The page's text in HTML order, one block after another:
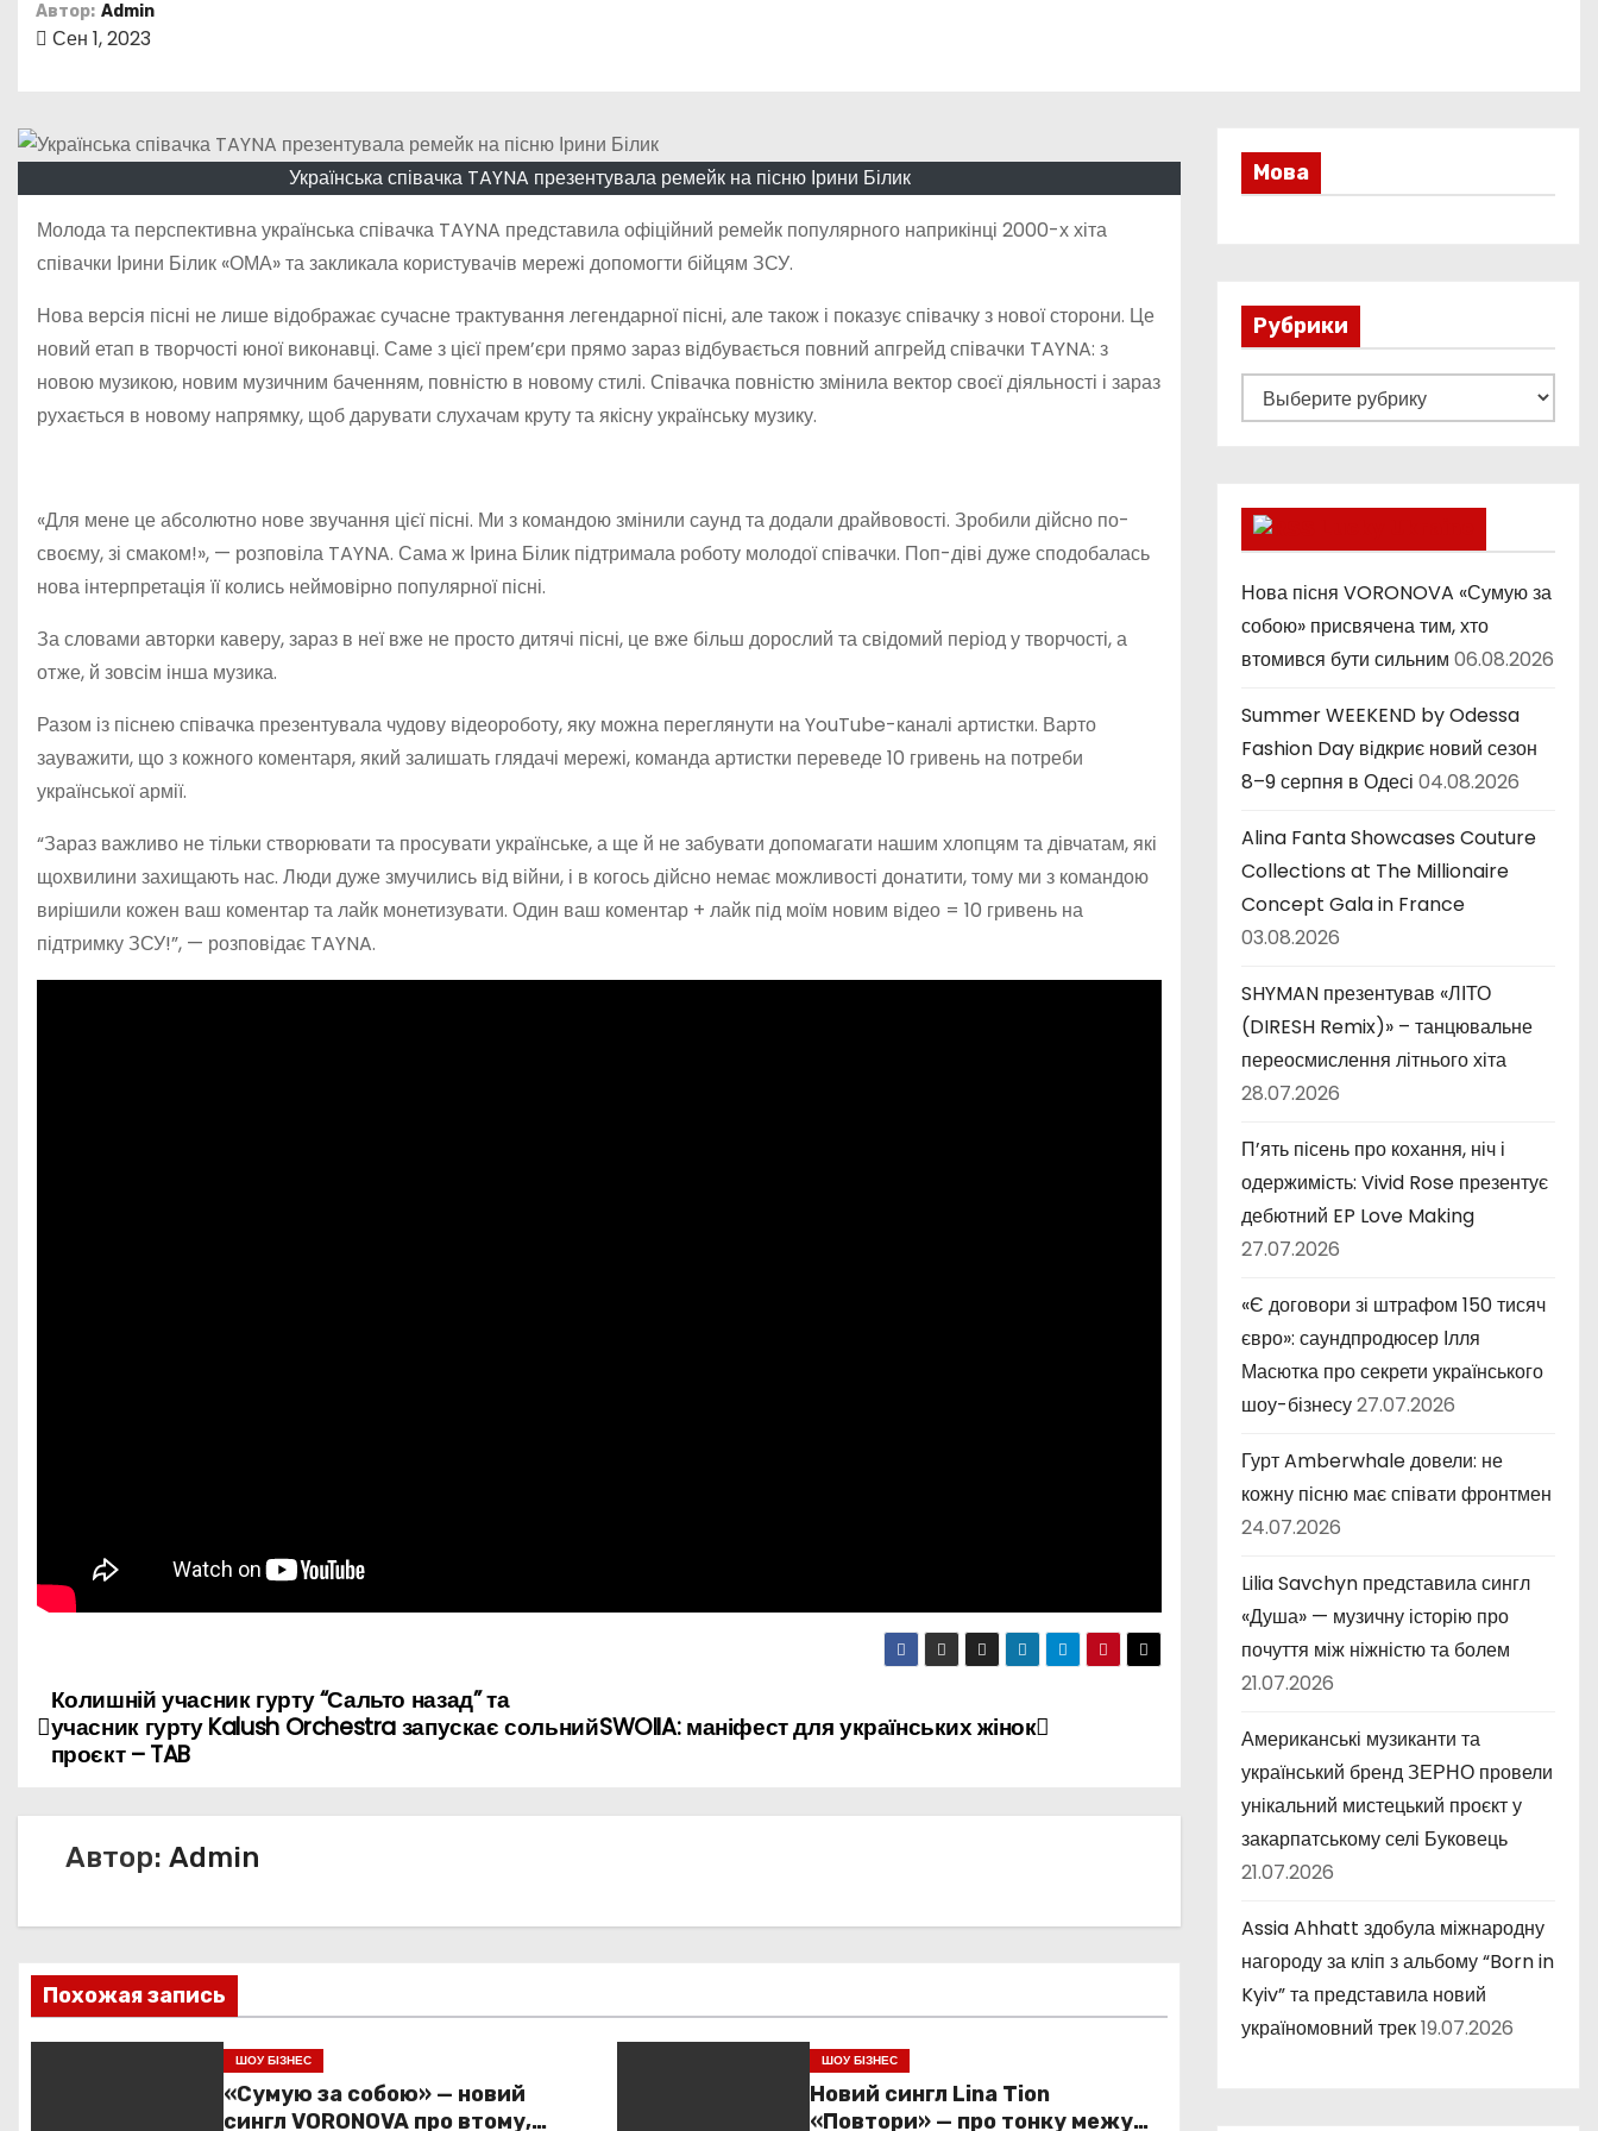
Автор: Admin
Сен 1, 2023
Українська співачка TAYNA презентувала ремейк на пісню Ірини Білик
Молода та перспективна українська співачка TAYNA представила офіційний ремейк популярного наприкінці 2000-х хіта
співачки Ірини Білик «ОМА» та закликала користувачів мережі допомогти бійцям ЗСУ.
Нова версія пісні не лише відображає сучасне трактування легендарної пісні, але також і показує співачку з нової сторони. Це
новий етап в творчості юної виконавці. Саме з цієї прем’єри прямо зараз відбувається повний апгрейд співачки TAYNA: з
новою музикою, новим музичним баченням, повністю в новому стилі. Співачка повністю змінила вектор своєї діяльності і зараз
рухається в новому напрямку, щоб дарувати слухачам круту та якісну українську музику.
«Для мене це абсолютно нове звучання цієї пісні. Ми з командою змінили саунд та додали драйвовості. Зробили дійсно по-
своєму, зі смаком!», — розповіла TAYNA. Сама ж Ірина Білик підтримала роботу молодої співачки. Поп-діві дуже сподобалась
нова інтерпретація її колись неймовірно популярної пісні.
За словами авторки каверу, зараз в неї вже не просто дитячі пісні, це вже більш дорослий та свідомий період у творчості, а
отже, й зовсім інша музика.
Разом із піснею співачка презентувала чудову відеороботу, яку можна переглянути на YouTube-каналі артистки. Варто
зауважити, що з кожного коментаря, який залишать глядачі мережі, команда артистки переведе 10 гривень на потреби
української армії.
“Зараз важливо не тільки створювати та просувати українське, а ще й не забувати допомагати нашим хлопцям та дівчатам, які
щохвилини захищають нас. Люди дуже змучились від війни, і в когось дійсно немає можливості донатити, тому ми з командою
вирішили кожен ваш коментар та лайк монетизувати. Один ваш коментар + лайк під моїм новим відео = 10 гривень на
підтримку ЗСУ!”, — розповідає TAYNA.
Н
а
в
ц
SWOIIA: маніфест для українських жінок
Колишній учасник гурту “Сальто назад” та
учасник гурту Kalush Orchestra запускає сольний
проєкт – TAB
Автор: Admin
Похожая запись
ШОУ БІЗНЕС
«Сумую за собою» — новий
сингл VORONOVA про втому,
ШОУ БІЗНЕС
Новий сингл Lina Tion
«Повтори» — про тонку межу
Мова
Рубрики
у
к
и
Нова пісня VORONOVA «Сумую за
собою» присвячена тим, хто
втомився бути сильним 06.08.2026
Summer WEEKEND by Odessa
Fashion Day відкриє новий сезон
8–9 серпня в Одесі 04.08.2026
Alina Fanta Showcases Couture
Collections at The Millionaire
Concept Gala in France
03.08.2026
SHYMAN презентував «ЛІТО
(DIRESH Remix)» – танцювальне
переосмислення літнього хіта
28.07.2026
П’ять пісень про кохання, ніч і
одержимість: Vivid Rose презентує
дебютний EP Love Making
27.07.2026
«Є договори зі штрафом 150 тисяч
євро»: саундпродюсер Ілля
Масютка про секрети українського
шоу-бізнесу27.07.2026
Гурт Amberwhale довели: не
кожну пісню має співати фронтмен
24.07.2026
Lilia Savchyn представила сингл
«Душа» — музичну історію про
почуття між ніжністю та болем
21.07.2026
Американські музиканти та
український бренд ЗЕРНО провели
унікальний мистецький проєкт у
закарпатському селі Буковець
21.07.2026
Assia Ahhatt здобула міжнародну
нагороду за кліп з альбому “Born in
Kyiv” та представила новий
україномовний трек19.07.2026